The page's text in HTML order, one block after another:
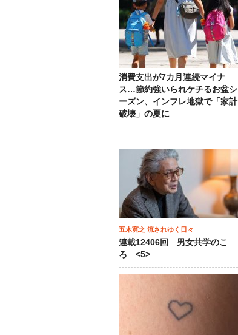
消費支出が7カ月連続マイナ
ス…節約強いられケチるお盆シ
ーズン、インフレ地獄で「家計
破壊」の夏に
五木寛之 流されゆく日々
連載12406回 男女共学のこ
ろ <5>